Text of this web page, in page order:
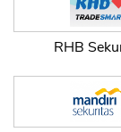
RHB